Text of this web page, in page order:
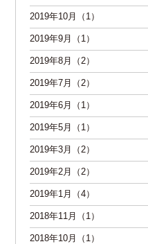
2019年10月（1）
2019年9月（1）
2019年8月（2）
2019年7月（2）
2019年6月（1）
2019年5月（1）
2019年3月（2）
2019年2月（2）
2019年1月（4）
2018年11月（1）
2018年10月（1）